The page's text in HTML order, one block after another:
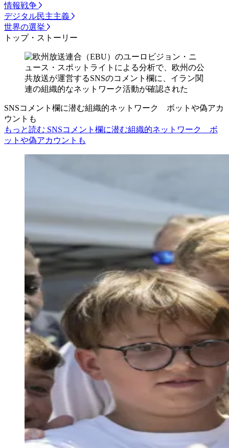
情報戦争
デジタル民主主義
世界の選挙
トップ・ストーリー
SNSコメント欄に潜む組織的ネットワーク ボットや偽アカ
ウントも
もっと読む SNSコメント欄に潜む組織的ネットワーク ボ
ットや偽アカウントも